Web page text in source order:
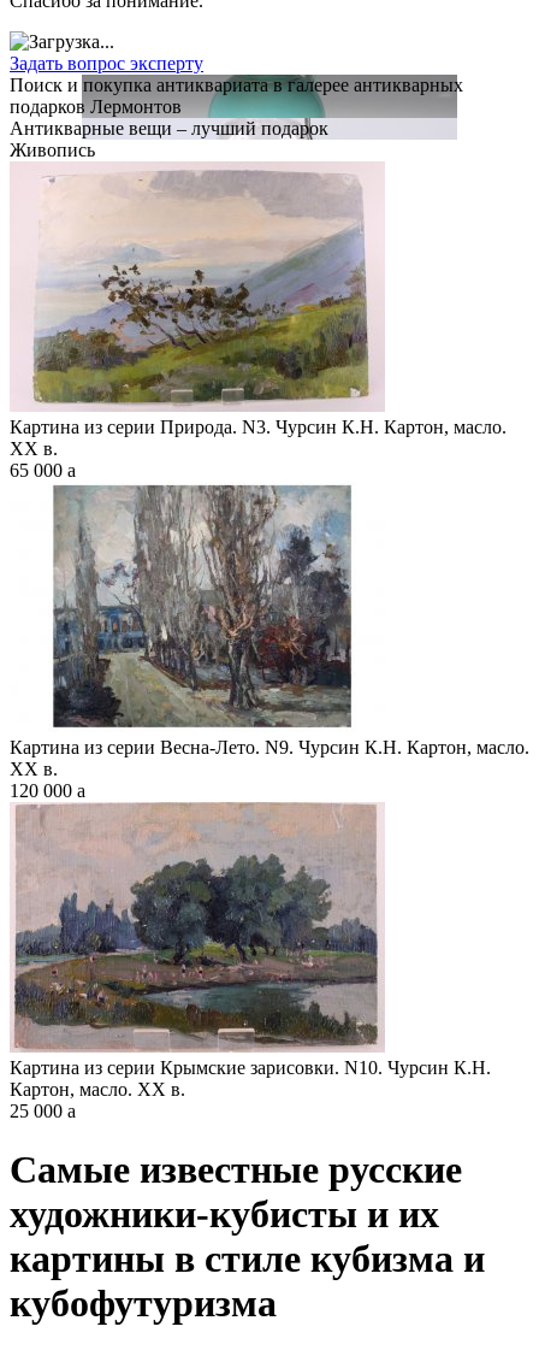
Задать вопрос эксперту
Поиск и покупка антиквариата в галерее антикварных
подарков Лермонтов
Антикварные вещи – лучший подарок
Живопись
Картина из серии Природа. N3. Чурсин К.Н. Картон, масло.
XX в.
65 000 a
Картина из серии Весна-Лето. N9. Чурсин К.Н. Картон, масло.
XX в.
120 000 a
Картина из серии Крымские зарисовки. N10. Чурсин К.Н.
Картон, масло. XX в.
25 000 a
Самые известные русские
художники-кубисты и их
картины в стиле кубизма и
кубофутуризма